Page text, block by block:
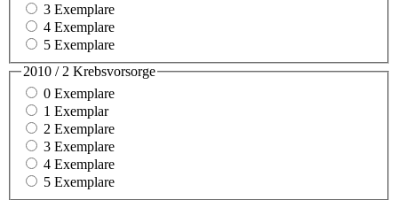
3 Exemplare
4 Exemplare
5 Exemplare
2010 / 2 Krebsvorsorge
0 Exemplare
1 Exemplar
2 Exemplare
3 Exemplare
4 Exemplare
5 Exemplare